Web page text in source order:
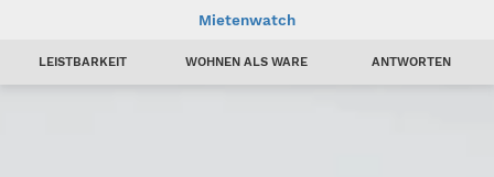
Mietenwatch
LEISTBARKEIT WOHNEN ALS WARE ANTWORTEN